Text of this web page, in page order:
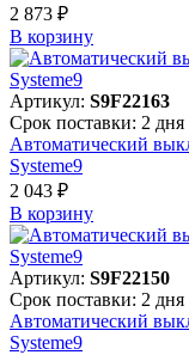
2 873 ₽
В корзинy
Артикул: S9F22163
Срок поставки: 2 дня
Автоматический
Systeme9
2 043 ₽
В корзинy
Артикул: S9F22150
Срок поставки: 2 дня
Автоматический
Systeme9